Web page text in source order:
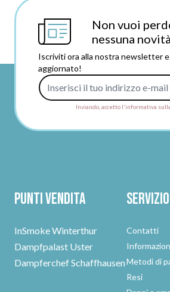
Non vuoi
nessuna
Iscriviti ora alla nostra newsletter
aggiornato!
Inviando, accetto l'informativa
Punti vendita
InSmoke Winterthur
Dampfpalast Uster
Dampferchef Schaffhausen
Contatti
Metodi di
Resi